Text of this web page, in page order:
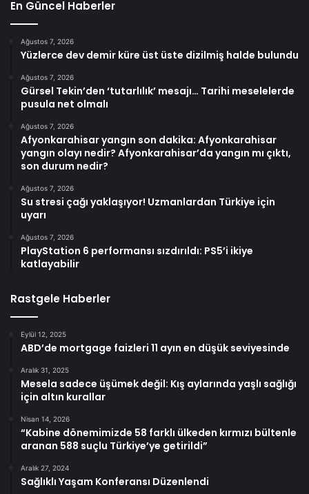
En Güncel Haberler
Ağustos 7, 2026
Yüzlerce dev demir küre üst üste dizilmiş halde bulundu
Ağustos 7, 2026
Gürsel Tekin’den ‘tutarlılık’ mesajı… Tarihi meselelerde
pusula net olmalı
Ağustos 7, 2026
Afyonkarahisar yangın son dakika: Afyonkarahisar
yangın olayı nedir? Afyonkarahisar’da yangın mı çıktı,
son durum nedir?
Ağustos 7, 2026
Su stresi çağı yaklaşıyor! Uzmanlardan Türkiye için
uyarı
Ağustos 7, 2026
PlayStation 6 performansı sızdırıldı: PS5’i ikiye
katlayabilir
Rastgele Haberler
Eylül 12, 2025
ABD’de mortgage faizleri 11 ayın en düşük seviyesinde
Aralık 31, 2025
Mesela sadece üşümek değil: Kış aylarında yaşlı sağlığı
için altın kurallar
Nisan 14, 2026
“Kabine dönemimizde 58 farklı ülkeden kırmızı bültenle
aranan 588 suçlu Türkiye’ye getirildi”
Aralık 27, 2024
Sağlıklı Yaşam Konferansı Düzenlendi